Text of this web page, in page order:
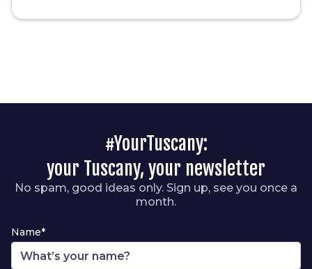
#YourTuscany:
your Tuscany, your newsletter
No spam, good ideas only. Sign up, see you once a
month.
Name*